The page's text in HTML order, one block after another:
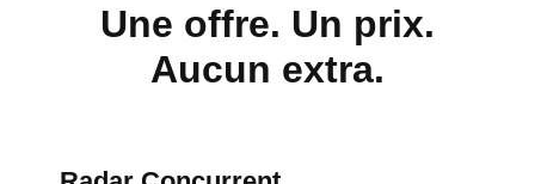
Une offre. Un prix.
Aucun extra.